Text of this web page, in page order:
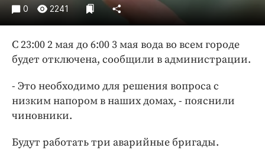
Экономика и бизнес
Медиаперсона
Интересное чтиво
Бренд года
0 2241
С 23:00 2 мая до 6:00 3 мая вода во всем городе
будет отключена, сообщили в администрации.
- Это необходимо для решения вопроса с
низким напором в наших домах, - пояснили
чиновники.
Будут работать три аварийные бригады.